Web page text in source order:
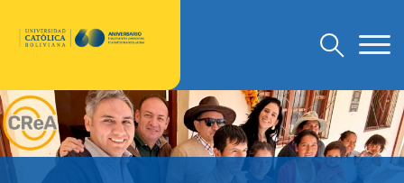
U.C.B.
Discursos Rector Nacional